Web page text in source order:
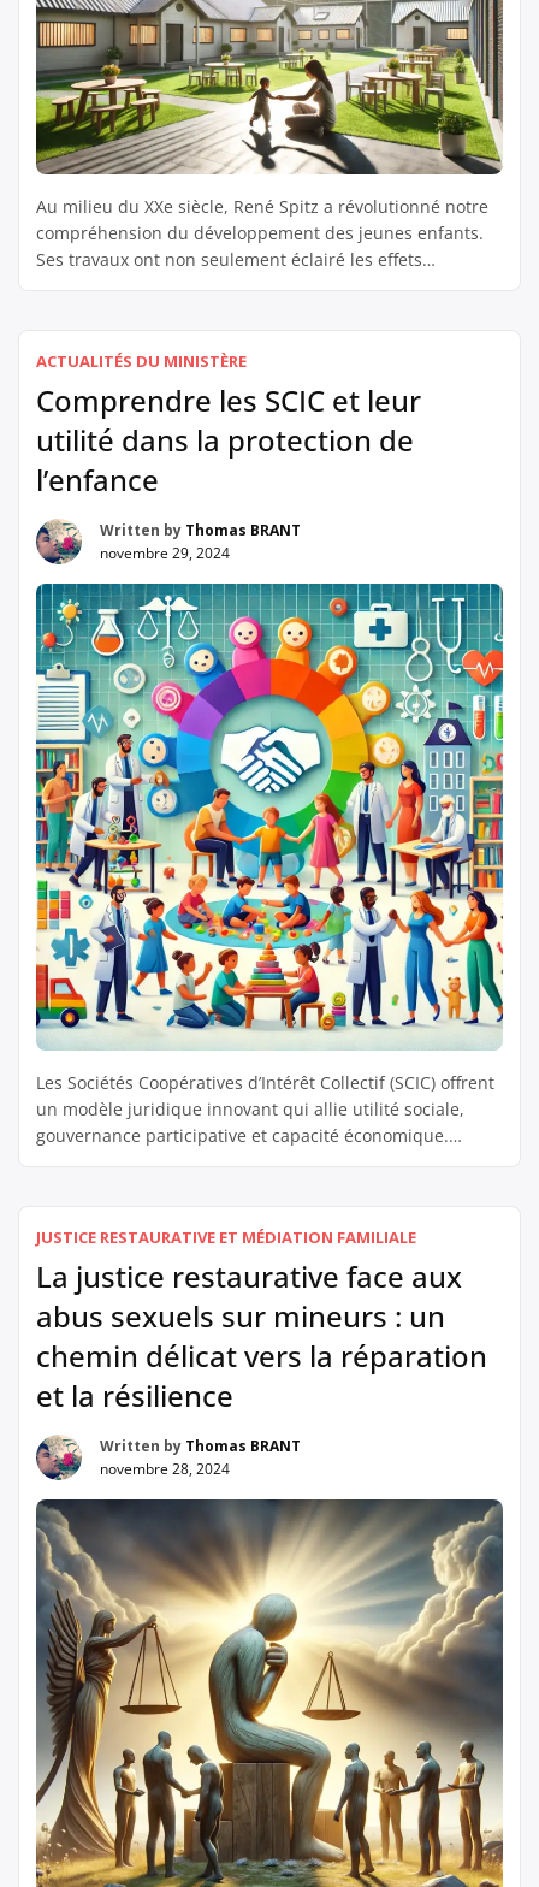
Au milieu du XXe siècle, René Spitz a révolutionné notre
compréhension du développement des jeunes enfants.
Ses travaux ont non seulement éclairé les effets
milieu carcéral. Dans cet article, nous […]
ACTUALITÉS DU MINISTÈRE
Comprendre les SCIC et leur
utilité dans la protection de
l’enfance
Written by Thomas BRANT
novembre 29, 2024
Les Sociétés Coopératives d’Intérêt Collectif (SCIC) offrent
un modèle juridique innovant qui allie utilité sociale,
gouvernance participative et capacité économique.
l’enfance. Ce statut hybride permet non seulement de
porter des missions sociales, […]
JUSTICE RESTAURATIVE ET MÉDIATION FAMILIALE
La justice restaurative face aux
abus sexuels sur mineurs : un
chemin délicat vers la réparation
et la résilience
Written by Thomas BRANT
novembre 28, 2024